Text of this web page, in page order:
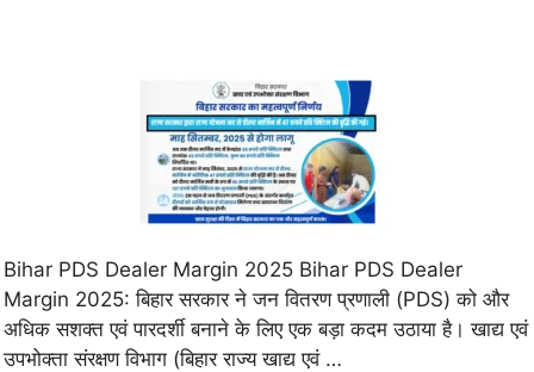
Bihar PDS Dealer Margin 2025 Bihar PDS Dealer
Margin 2025: बिहार सरकार ने जन वितरण प्रणाली (PDS) को और
अधिक सशक्त एवं पारदर्शी बनाने के लिए एक बड़ा कदम उठाया है। खाद्य एवं
उपभोक्ता संरक्षण विभाग (बिहार राज्य खाद्य एवं …